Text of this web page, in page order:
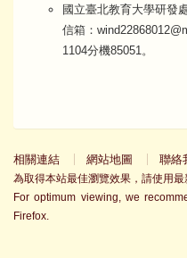
國立臺北教育大學研發
信箱：
1104分機85051。
相關連結 網站地圖 聯絡
為取得本站最佳瀏覽效果，請使用
For optimum viewing, we
Firefox.